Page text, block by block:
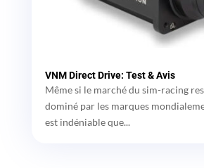
VNM Direct Drive: Test & Avis
Même si le marché du sim-racing
dominé par les marques
est indéniable que...